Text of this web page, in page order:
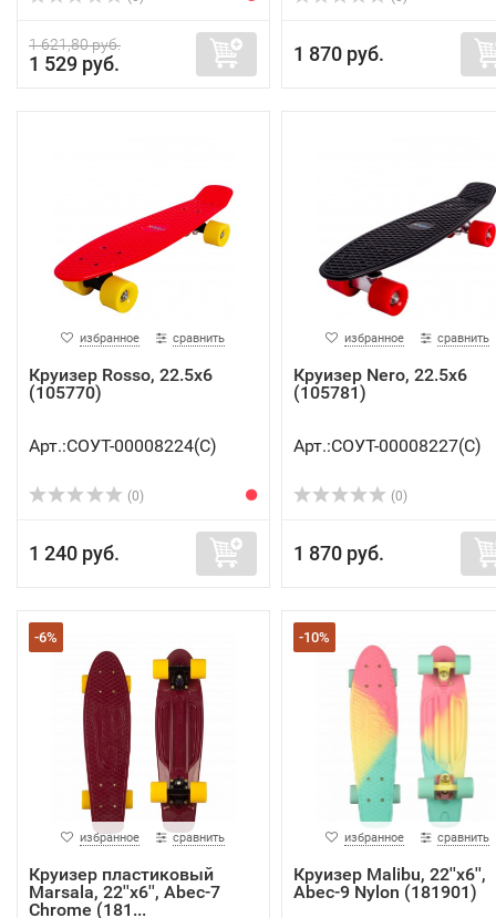
1 621,80 руб.
1 529 руб. 1 870 руб.
избранное сравнить
Круизер Rosso, 22.5x6
(105770)
Арт.:СОУТ-00008224(C)
(0)
1 240 руб.
избранное сравнить
Круизер Nero, 22.5x6
(105781)
Арт.:СОУТ-00008227(C)
(0)
1 870 руб.
-6%
избранное сравнить
Круизер пластиковый
Marsala, 22''x6'', Abec-7
Chrome (181...
-10%
избранное сравнить
Круизер Malibu, 22''x6'',
Abec-9 Nylon (181901)